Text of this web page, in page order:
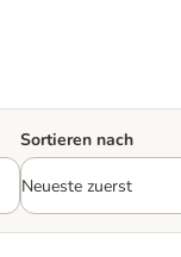
Sortieren nach